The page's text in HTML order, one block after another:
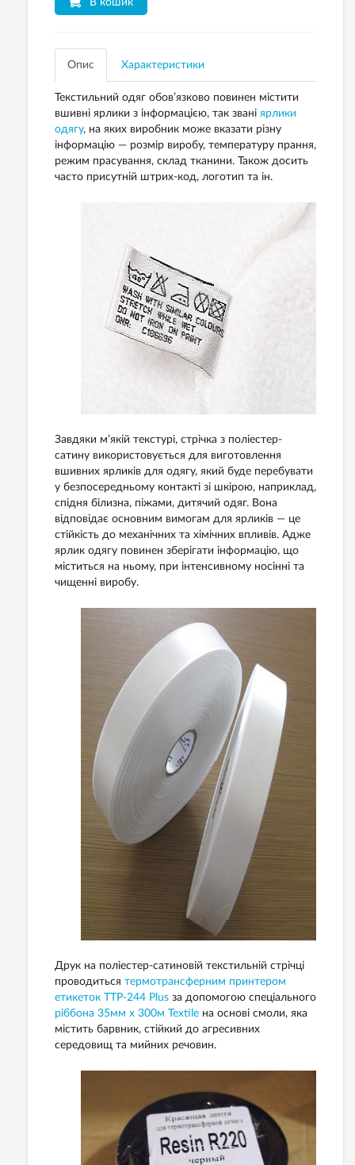
В кошик
Опис Характеристики
Текстильний одяг обов’язково повинен містити
вшивні ярлики з інформацією, так звані ярлики
одягу, на яких виробник може вказати різну
інформацію — розмір виробу, температуру прання,
режим прасування, склад тканини. Також досить
часто присутній штрих-код, логотип та ін.
Завдяки м’якій текстурі, стрічка з поліестер-
сатину використовується для виготовлення
вшивних ярликів для одягу, який буде перебувати
у безпосередньому контакті зі шкірою, наприклад,
спідня білизна, піжами, дитячий одяг. Вона
відповідає основним вимогам для ярликів — це
стійкість до механічних та хімічних впливів. Адже
ярлик одягу повинен зберігати інформацію, що
міститься на ньому, при інтенсивному носінні та
чищенні виробу.
Друк на поліестер-сатиновій текстильній стрічці
проводиться термотрансферним принтером
етикеток TTP-244 Plus за допомогою спеціального
ріббона 35мм х 300м Textile на основі смоли, яка
містить барвник, стійкий до агресивних
середовищ та мийних речовин.